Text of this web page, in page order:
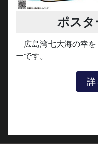
ポス
広島湾七大海の幸
ーです。
詳